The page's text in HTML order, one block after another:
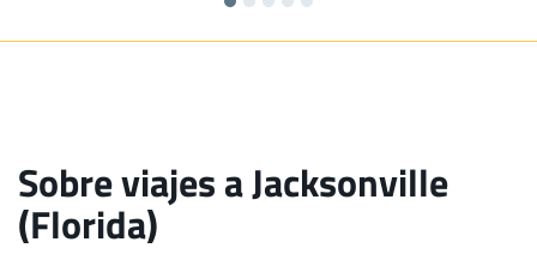
Sobre viajes a Jacksonville
(Florida)